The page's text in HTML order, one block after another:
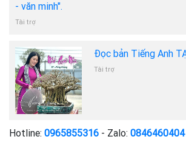
- văn minh".
Tài trợ
Đọc bản Tiếng Anh
Tài trợ
Hotline: 0965855316 - Zalo: 0846460404